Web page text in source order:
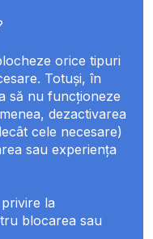
orice tipuri
Totuși, în
să nu funcționeze
dezactivarea
cele necesare)
sau experiența
la
blocarea sau